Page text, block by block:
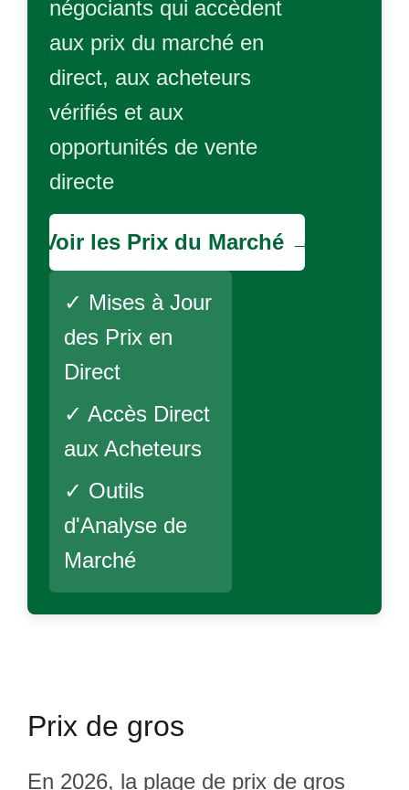
négociants qui accèdent
aux prix du marché en
direct, aux acheteurs
vérifiés et aux
opportunités de vente
directe
Voir les Prix du Marché →
✓ Mises à Jour
des Prix en
Direct
✓ Accès Direct
aux Acheteurs
✓ Outils
d'Analyse de
Marché
Prix de gros
En 2026, la plage de prix de gros